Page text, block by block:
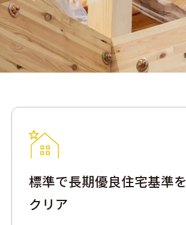
標準で長期優良住宅基準を
クリア